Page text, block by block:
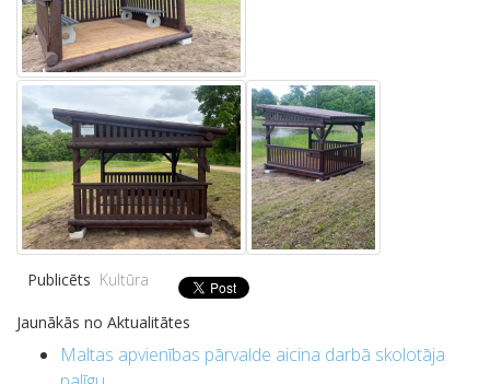
Publicēts Kultūra
Jaunākās no Aktualitātes
Maltas apvienības pārvalde aicina darbā skolotāja